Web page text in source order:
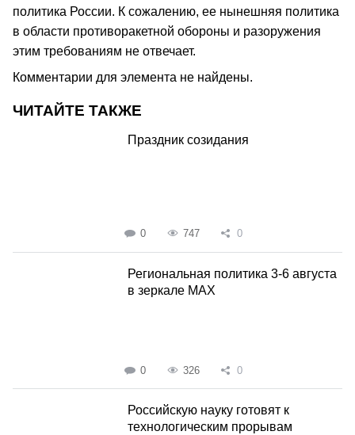
политика России. К сожалению, ее нынешняя политика
в области противоракетной обороны и разоружения
этим требованиям не отвечает.
Комментарии для элемента не найдены.
ЧИТАЙТЕ ТАКЖЕ
Праздник созидания
0 747 0
Региональная политика 3-6 августа
в зеркале MAX
0 326 0
Российскую науку готовят к
технологическим прорывам